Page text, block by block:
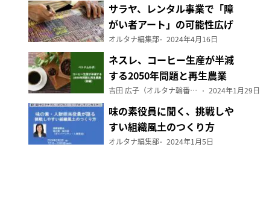
サラヤ、レンタル事業で「障
がい者アート」の可能性広げ
る
オルタナ編集部 2024年4月16日
ネスレ、コーヒー生産が半減
する2050年問題と再生農業
（前編）
吉田 広子（オルタナ輪番編集長） 2024年1月29日
味の素役員に聞く、挑戦しや
すい組織風土のつくり方
オルタナ編集部 2024年1月5日